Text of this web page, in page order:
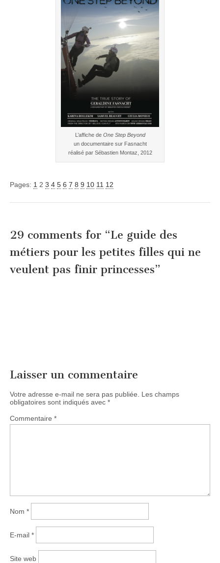
L’affiche de One Step Beyond
un documentaire sur Fasnacht
réalisé par Sébastien Montaz, 2012
Pages: 1 2 3 4 5 6 7 8 9 10 11 12
29 comments for “Le guide des
métiers pour les petites filles qui ne
veulent pas finir princesses”
Laisser un commentaire
Votre adresse e-mail ne sera pas publiée.
Les champs
obligatoires sont indiqués avec *
Commentaire *
Nom *
E-mail *
Site web